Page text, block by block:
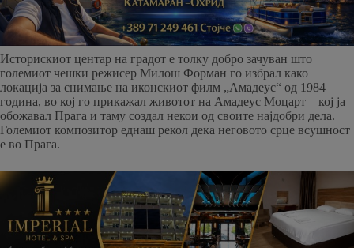
Историскиот центар на градот е толку добро зачуван што
големиот чешки режисер Милош Форман го избрал како
локација за снимање на иконскиот филм „Амадеус“ од 1984
година, во кој го прикажал животот на Амадеус Моцарт – кој ја
обожавал Прага и таму создал некои од своите најдобри дела.
Големиот композитор еднаш рекол дека неговото срце всушност
е во Прага.